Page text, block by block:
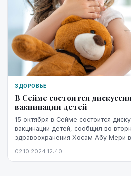
ЗДОРОВЬЕ
В Сейме состоится
вакцинации детей
15 октября в Сейме состоится
вакцинации детей, сообщил во
здравоохранения Хосам Абу Мери
02.10.2024 12:40